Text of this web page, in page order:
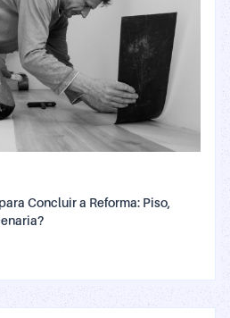
Concluir a Reforma: Piso,